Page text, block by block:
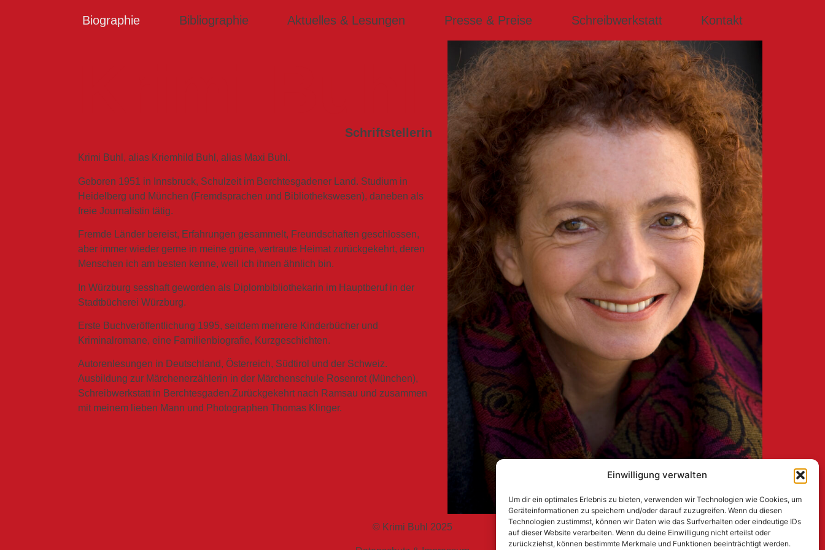
Einwilligung verwalten
Um dir ein optimales Erlebnis zu bieten, verwenden wir Technologien wie Cookies, um
Geräteinformationen zu speichern und/oder darauf zuzugreifen. Wenn du diesen
Technologien zustimmst, können wir Daten wie das Surfverhalten oder eindeutige IDs
auf dieser Website verarbeiten. Wenn du deine Einwilligung nicht erteilst oder
zurückziehst, können bestimmte Merkmale und Funktionen beeinträchtigt werden.
Biographie Bibliographie Aktuelles & Lesungen Presse & Preise Schreibwerkstatt Kontakt
Schriftstellerin
Krimi Buhl, alias Kriemhild Buhl, alias Maxi Buhl.
Geboren 1951 in Innsbruck, Schulzeit im Berchtesgadener Land. Studium in
Heidelberg und München (Fremdsprachen und Bibliothekswesen), daneben als
freie Journalistin tätig.
Fremde Länder bereist, Erfahrungen gesammelt, Freundschaften geschlossen,
aber immer wieder gerne in meine grüne, vertraute Heimat zurückgekehrt, deren
Menschen ich am besten kenne, weil ich ihnen ähnlich bin.
In Würzburg sesshaft geworden als Diplombibliothekarin im Hauptberuf in der
Stadtbücherei Würzburg.
Erste Buchveröffentlichung 1995, seitdem mehrere Kinderbücher und
Kriminalromane, eine Familienbiografie, Kurzgeschichten.
Autorenlesungen in Deutschland, Österreich, Südtirol und der Schweiz.
Ausbildung zur Märchenerzählerin in der Märchenschule Rosenrot (München),
Schreibwerkstatt in Berchtesgaden.Zurückgekehrt nach Ramsau und zusammen
mit meinem lieben Mann und Photographen Thomas Klinger.
© Krimi Buhl 2025